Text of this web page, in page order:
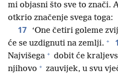
mi objasni što sve to znači.
otkrio značenje svega toga:
17 ‘One četiri goleme
će se uzdignuti na zemlji. +
Najvišega + dobit će
njihovo + zauvijek, u svu